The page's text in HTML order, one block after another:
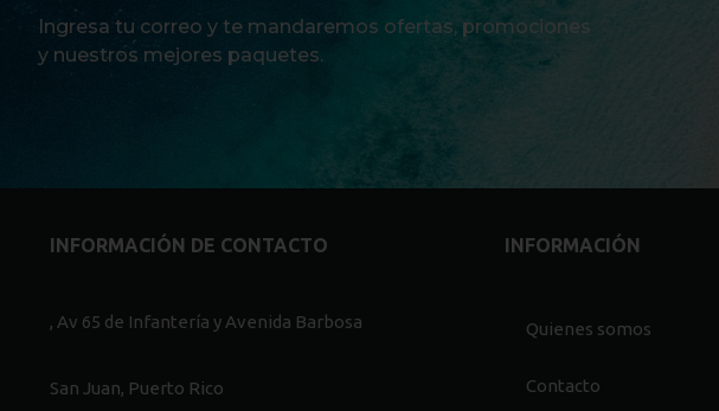
Ingresa tu correo y te mandaremos ofertas, promociones
y nuestros mejores paquetes.
INFORMACIÓN DE CONTACTO
, Av 65 de Infantería y Avenida Barbosa
San Juan, Puerto Rico
INFORMACIÓN
Quienes somos
Contacto